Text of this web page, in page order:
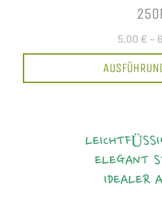
5,00 € –
ELEGANT
IDEALER